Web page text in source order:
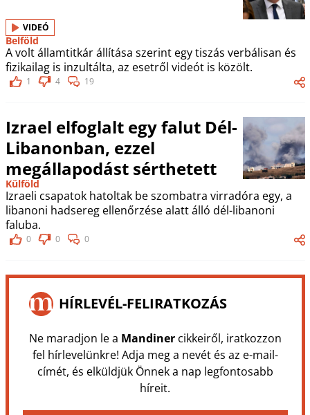
VIDEÓ
Belföld
A volt államtitkár állítása szerint egy tiszás verbálisan és
fizikailag is inzultálta, az esetről videót is közölt.
1 4 19
Izrael elfoglalt egy falut Dél-
Libanonban, ezzel
megállapodást sérthetett
Külföld
Izraeli csapatok hatoltak be szombatra virradóra egy, a
libanoni hadsereg ellenőrzése alatt álló dél-libanoni
faluba.
0 0 0
HÍRLEVÉL-FELIRATKOZÁS
Ne maradjon le a Mandinercikkeiről, iratkozzon
fel hírlevelünkre! Adja meg a nevét és az e-mail-
címét, és elküldjük Önnek a nap legfontosabb
híreit.